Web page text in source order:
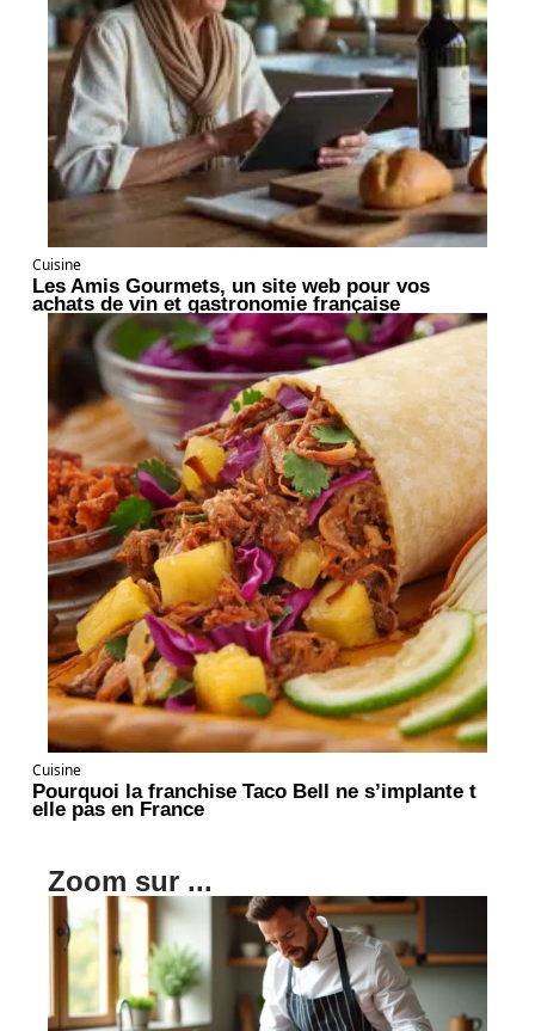
Cuisine
Les Amis Gourmets, un site web pour vos
achats de vin et gastronomie française
Cuisine
Pourquoi la franchise Taco Bell ne s’implante t
elle pas en France
Zoom sur ...